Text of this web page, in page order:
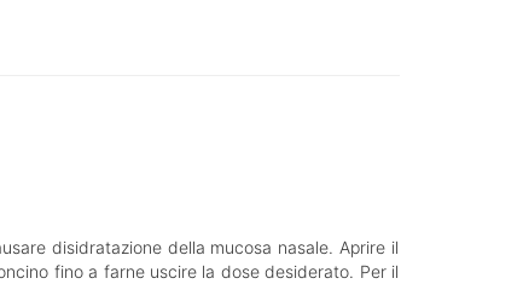
disidratazione della mucosa nasale. Aprire il
fino a farne uscire la dose desiderato. Per il